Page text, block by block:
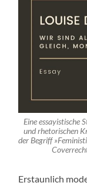
Eine essayistische
und rhetorischen
der Begriff
Erstaunlich